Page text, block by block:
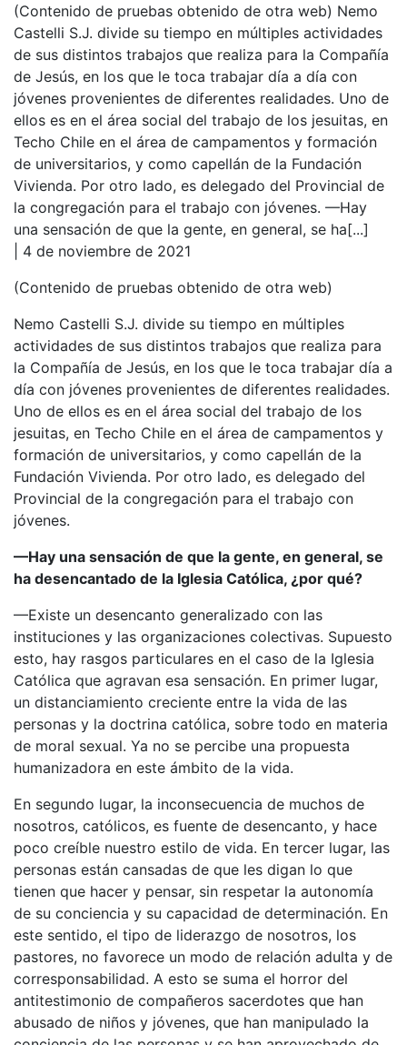
(Contenido de pruebas obtenido de otra web) Nemo
Castelli S.J. divide su tiempo en múltiples actividades
de sus distintos trabajos que realiza para la Compañía
de Jesús, en los que le toca trabajar día a día con
jóvenes provenientes de diferentes realidades. Uno de
ellos es en el área social del trabajo de los jesuitas, en
Techo Chile en el área de campamentos y formación
de universitarios, y como capellán de la Fundación
Vivienda. Por otro lado, es delegado del Provincial de
la congregación para el trabajo con jóvenes. —Hay
una sensación de que la gente, en general, se ha[...]
| 4 de noviembre de 2021
(Contenido de pruebas obtenido de otra web)
Nemo Castelli S.J. divide su tiempo en múltiples
actividades de sus distintos trabajos que realiza para
la Compañía de Jesús, en los que le toca trabajar día a
día con jóvenes provenientes de diferentes realidades.
Uno de ellos es en el área social del trabajo de los
jesuitas, en Techo Chile en el área de campamentos y
formación de universitarios, y como capellán de la
Fundación Vivienda. Por otro lado, es delegado del
Provincial de la congregación para el trabajo con
jóvenes.
—Hay una sensación de que la gente, en general, se
ha desencantado de la Iglesia Católica, ¿por qué?
—Existe un desencanto generalizado con las
instituciones y las organizaciones colectivas. Supuesto
esto, hay rasgos particulares en el caso de la Iglesia
Católica que agravan esa sensación. En primer lugar,
un distanciamiento creciente entre la vida de las
personas y la doctrina católica, sobre todo en materia
de moral sexual. Ya no se percibe una propuesta
humanizadora en este ámbito de la vida.
En segundo lugar, la inconsecuencia de muchos de
nosotros, católicos, es fuente de desencanto, y hace
poco creíble nuestro estilo de vida. En tercer lugar, las
personas están cansadas de que les digan lo que
tienen que hacer y pensar, sin respetar la autonomía
de su conciencia y su capacidad de determinación. En
este sentido, el tipo de liderazgo de nosotros, los
pastores, no favorece un modo de relación adulta y de
corresponsabilidad. A esto se suma el horror del
antitestimonio de compañeros sacerdotes que han
abusado de niños y jóvenes, que han manipulado la